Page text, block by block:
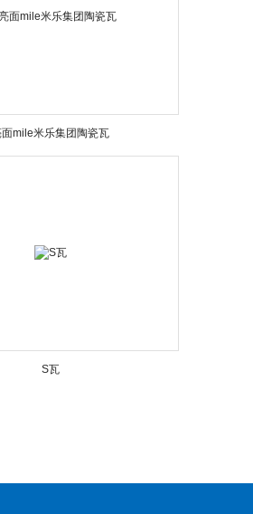
mile米乐集团陶瓷瓦
S瓦